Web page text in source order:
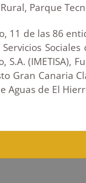
Parque
11 de las 86
Servicios
S.A. (IMETISA),
Gran Canaria
Aguas de El